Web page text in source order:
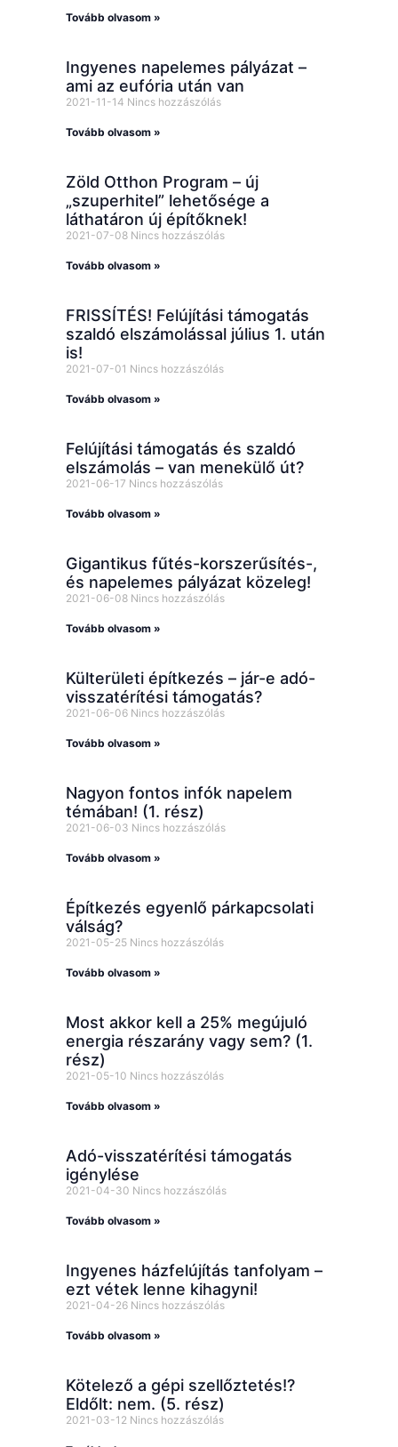
Tovább olvasom »
Ingyenes napelemes pályázat –
ami az eufória után van
2021-11-14 Nincs hozzászólás
Tovább olvasom »
Zöld Otthon Program – új
„szuperhitel” lehetősége a
láthatáron új építőknek!
2021-07-08 Nincs hozzászólás
Tovább olvasom »
FRISSÍTÉS! Felújítási támogatás
szaldó elszámolással július 1. után
is!
2021-07-01 Nincs hozzászólás
Tovább olvasom »
Felújítási támogatás és szaldó
elszámolás – van menekülő út?
2021-06-17 Nincs hozzászólás
Tovább olvasom »
Gigantikus fűtés-korszerűsítés-,
és napelemes pályázat közeleg!
2021-06-08 Nincs hozzászólás
Tovább olvasom »
Külterületi építkezés – jár-e adó-
visszatérítési támogatás?
2021-06-06 Nincs hozzászólás
Tovább olvasom »
Nagyon fontos infók napelem
témában! (1. rész)
2021-06-03 Nincs hozzászólás
Tovább olvasom »
Építkezés egyenlő párkapcsolati
válság?
2021-05-25 Nincs hozzászólás
Tovább olvasom »
Most akkor kell a 25% megújuló
energia részarány vagy sem? (1.
rész)
2021-05-10 Nincs hozzászólás
Tovább olvasom »
Adó-visszatérítési támogatás
igénylése
2021-04-30 Nincs hozzászólás
Tovább olvasom »
Ingyenes házfelújítás tanfolyam –
ezt vétek lenne kihagyni!
2021-04-26 Nincs hozzászólás
Tovább olvasom »
Kötelező a gépi szellőztetés!?
Eldőlt: nem. (5. rész)
2021-03-12 Nincs hozzászólás